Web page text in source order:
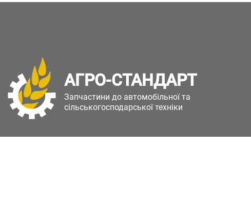
АГРО-СТАНДАРТ
Запчастини до автомобільної та
сільськогосподарської техніки